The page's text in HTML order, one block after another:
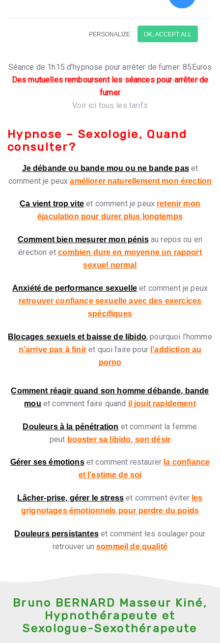
Séance de 1h15 d’hypnose pour arrêter de fumer: 85Euros
Des mutuelles remboursent les séances pour arrêter de
fumer
Voir ici tous les tarifs
Hypnose – Sexologie, Quand
consulter?
Je débande ou bande mou ou ne bande paset
comment je peuxaméliorer naturellement mon érection
Ça vient trop viteet comment je peux retenir mon
éjaculation pour durer plus longtemps
Comment bien mesurer mon pénisau repos ou en
érection etcombien dure en moyenne un rapport
sexuel normal
Anxiété de performance sexuelleet comment je peux
retrouver confiance sexuelle avec des exercices
spécifiques
Blocages sexuels et baisse de libido, pourquoi l’homme
n’arrive pas à finiret quoi faire pour l’addiction au
porno
Comment réagir quand son homme débande, bande
mou et comment faire quand il jouit rapidement
Douleurs à la pénétration et comment la femme
peut booster sa libido, son désir
Gérer ses émotions et comment restaurer la confiance
et l’estime de soi
Lâcher-prise, gérer le stress et comment éviter les
grignotages émotionnels pour perdre du poids
Douleurs persistantes et comment les soulager pour
retrouver unsommeil de qualité
Bruno BERNARD Masseur Kiné,
Hypnothérapeute et
Sexologue-Sexothérapeute